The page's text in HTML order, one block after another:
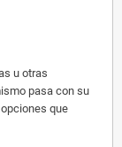
u otras
pasa con su
que